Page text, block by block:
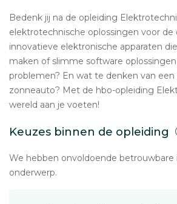
Bedenk jij na de opleiding
elektrotechnische oplossingen voor de
innovatieve elektronische apparaten
maken of slimme software
problemen? En wat te denken van
zonneauto? Met de hbo-opleiding
wereld aan je voeten!
Keuzes binnen de opleiding
We hebben onvoldoende
onderwerp.